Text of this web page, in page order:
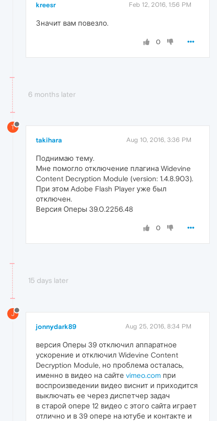
kreesr Feb 12, 2016, 1:56 PM
Значит вам повезло.
0
6 months later
T
takihara Aug 10, 2016, 3:36 PM
Поднимаю тему.
Мне помогло отключение плагина Widevine
Content Decryption Module (version: 1.4.8.903).
При этом Adobe Flash Player уже был
отключен.
Версия Оперы 39.0.2256.48
0
15 days later
J
jonnydark89 Aug 25, 2016, 8:34 PM
версия Оперы 39 отключил аппаратное
ускорение и отключил Widevine Content
Decryption Module, но проблема осталась,
именно в видео на сайте vimeo.com при
воспроизведении видео виснит и приходится
выключать ее через диспетчер задач
в старой опере 12 видео с этого сайта играет
отлично и в 39 опере на ютубе и контакте и